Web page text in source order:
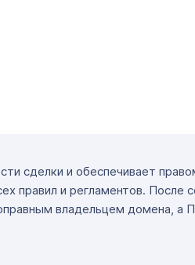
сделки и обеспечивает
правил и регламентов. После
владельцем домена, а